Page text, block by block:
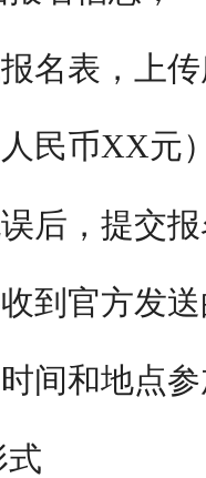
名表，上
民币XX元
后，提交
到官方发
间和地点
式